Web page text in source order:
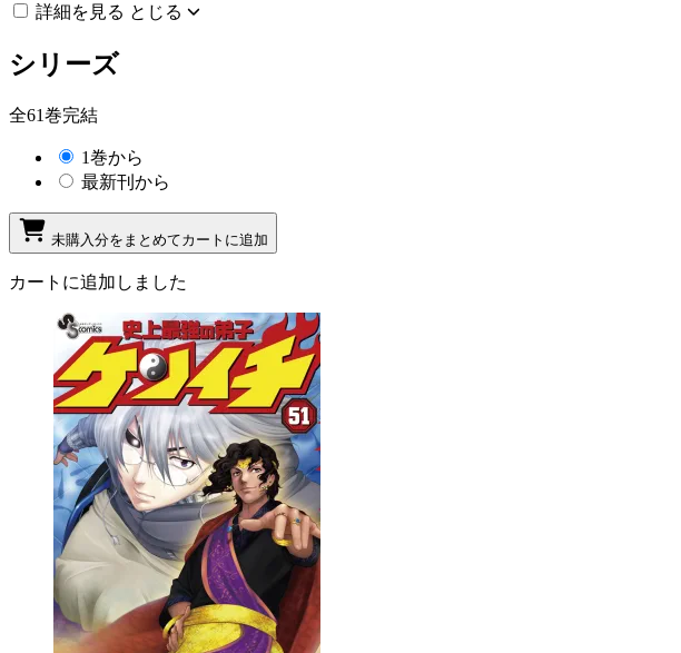
詳細を見る とじる
シリーズ
全61巻完結
1巻から
最新刊から
未購入分をまとめてカートに追加
カートに追加しました